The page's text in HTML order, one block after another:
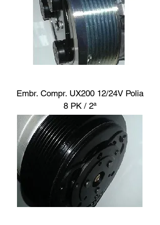
Embr. Compr. UX200 12/24V Polia
8 PK / 2ª